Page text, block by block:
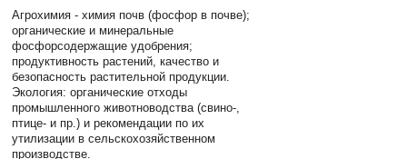
Агрохимия - химия почв (фосфор в почве);
органические и минеральные
фосфорсодержащие удобрения;
продуктивность растений, качество и
безопасность растительной продукции.
Экология: органические отходы
промышленного животноводства (свино-,
птице- и пр.) и рекомендации по их
утилизации в сельскохозяйственном
производстве.